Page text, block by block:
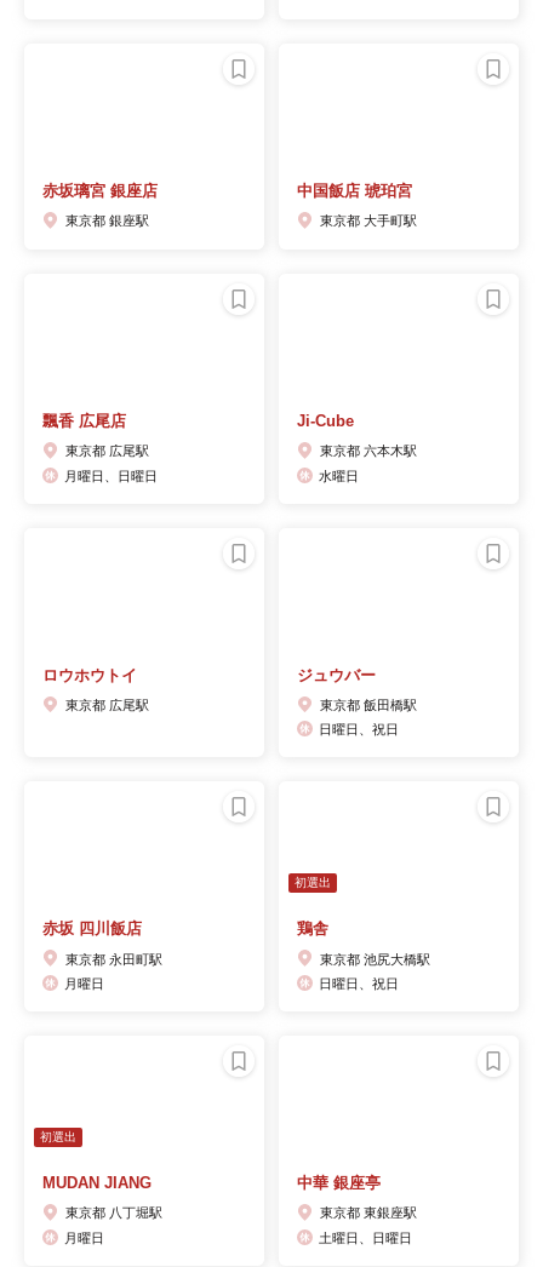
赤坂璃宮 銀座店
東京都 銀座駅
中国飯店 琥珀宮
東京都 大手町駅
飄香 広尾店
東京都 広尾駅
月曜日、日曜日
Ji-Cube
東京都 六本木駅
水曜日
ロウホウトイ
東京都 広尾駅
ジュウバー
東京都 飯田橋駅
日曜日、祝日
赤坂 四川飯店
東京都 永田町駅
月曜日
初選出
鶏舎
東京都 池尻大橋駅
日曜日、祝日
初選出
MUDAN JIANG
東京都 八丁堀駅
月曜日
中華 銀座亭
東京都 東銀座駅
土曜日、日曜日